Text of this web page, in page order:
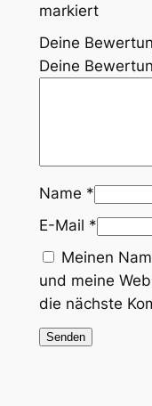
markiert
Deine
Deine
Name *
E-Mail *
Meinen
und meine
die nächste